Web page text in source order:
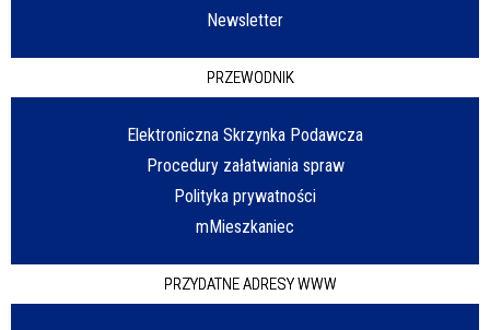
Newsletter
PRZEWODNIK
Elektroniczna Skrzynka Podawcza
Procedury załatwiania spraw
Polityka prywatności
mMieszkaniec
PRZYDATNE ADRESY WWW